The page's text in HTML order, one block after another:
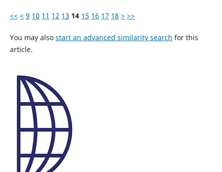
<< < 9 10 11 12 13 14 15 16 17 18 > >>
You may also start an advanced similarity search for this
article.